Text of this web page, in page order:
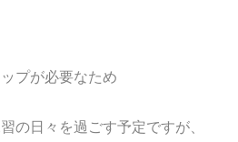
プが必要なため
の日々を過ごす予定ですが、